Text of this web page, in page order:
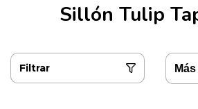
Sillón Tulip
Filtrar